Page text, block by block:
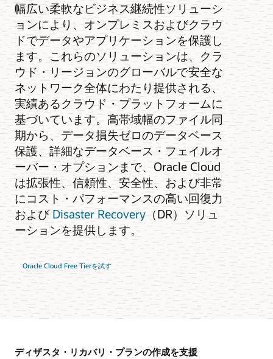
幅広い柔軟なビジネス継続性ソリューシ
ョンにより、オンプレミスおよびクラウ
ドでデータやアプリケーションを保護し
ます。これらのソリューションは、クラ
ウド・リージョンのグローバルで安全な
ネットワーク全体にわたり提供される、
実績あるクラウド・プラットフォームに
基づいています。高帯域幅のファイル同
期から、データ損失ゼロのデータベース
保護、詳細なデータベース・フェイルオ
ーバー・オプションまで、Oracle Cloud
は拡張性、信頼性、安全性、および非常
にコスト・パフォーマンスの高い回復力
および Disaster Recovery （DR）ソリュ
ーションを提供します。
Oracle Cloud Free Tierを試す
ディザスタ・リカバリ・プランの作成を支援